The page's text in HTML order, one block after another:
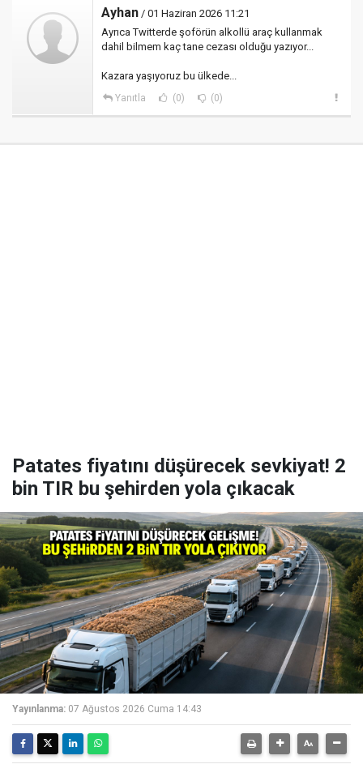
Ayhan / 01 Haziran 2026 11:21
Ayrıca Twitterde şoförün alkollü araç kullanmak
dahil bilmem kaç tane cezası olduğu yazıyor...
Kazara yaşıyoruz bu ülkede...
Yanıtla (0) (0)
Patates fiyatını düşürecek sevkiyat! 2
bin TIR bu şehirden yola çıkacak
Yayınlanma: 07 Ağustos 2026 Cuma 14:43